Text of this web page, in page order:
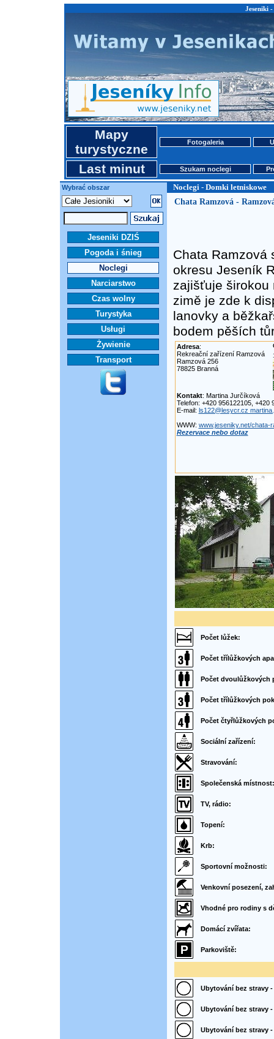
Jeseniki
Mapy
turystyczne
Fotogaleria
Last minut Szukam noclegi
Wybrać obszar Noclegi - Domki letniskowe
Jeseniki DZIŚ
Pogoda i śnieg
Noclegi
Narciarstwo
Czas wolny
Turystyka
Usługi
Żywienie
Transport
Chata Ramzová -
Chata Ramzová
okresu Jeseník
zajišťuje širokou
zimě je zde k
lanovky a
bodem pěších
Adresa:
Rekreační zařízení Ramzová
Ramzová 256
78825 Branná
Kontakt: Martina Jurčíková
Telefon: +420 956122105, +420
E-mail: ls122@lesycr.cz
WWW: www.jeseniky.net/chata-
Rezervace nebo dotaz
Počet lůžek:
Počet třílůžkových
Počet dvoulůžkových
Počet třílůžkových
Počet čtyřlůžkových
Sociální zařízení:
Stravování:
Společenská místnost:
TV, rádio:
Topení:
Krb:
Sportovní možnosti:
Venkovní posezení,
Vhodné pro rodiny s
Domácí zvířata:
Parkoviště:
Ubytování bez stravy
Ubytování bez stravy -
Ubytování bez stravy